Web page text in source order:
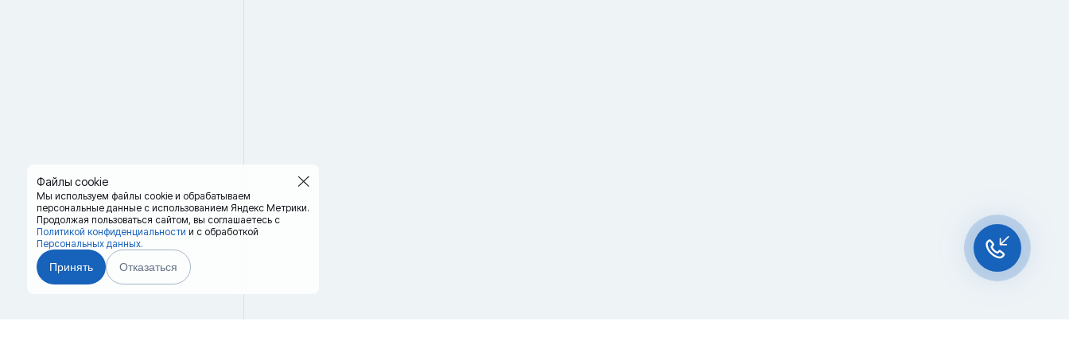
Файлы cookie
Мы используем файлы cookie и обрабатываем
персональные данные с использованием Яндекс Метрики.
Продолжая пользоваться сайтом, вы соглашаетесь с
Политикой конфиденциальности и с обработкой
Персональных данных.
Принять Отказаться